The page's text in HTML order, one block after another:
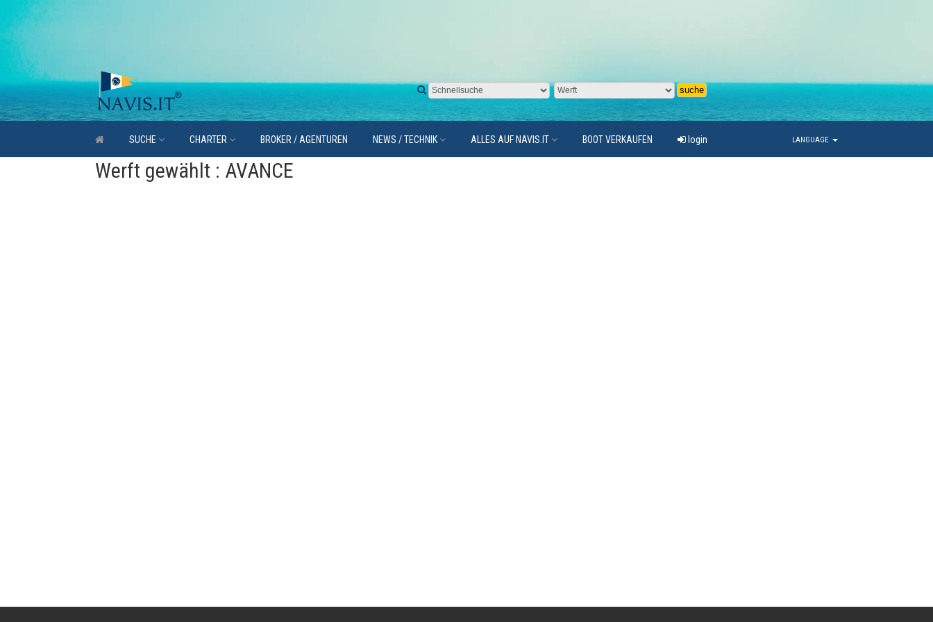
LANGUAGE
SUCHE CHARTER BROKER / AGENTUREN NEWS / TECHNIK ALLES AUF NAVIS.IT BOOT VERKAUFEN login
Werft gewählt : AVANCE